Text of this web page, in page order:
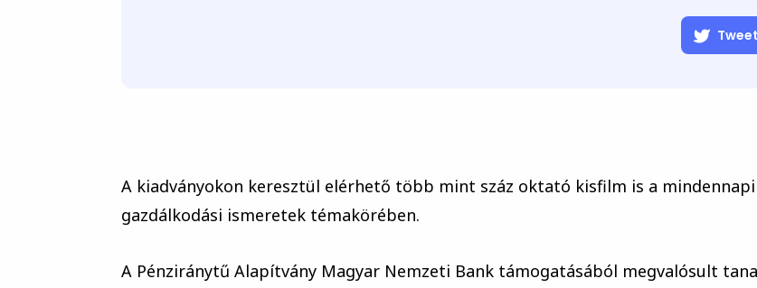
A kiadványokon keresztül elérhető több mint száz oktató kisfilm is a mindennapi
gazdálkodási ismeretek témakörében.
A Pénziránytű Alapítvány Magyar Nemzeti Bank támogatásából megvalósult